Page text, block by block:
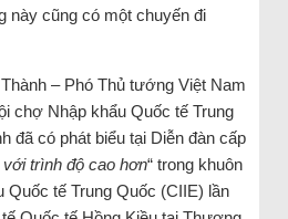
này cũng có một chuyến đi
– Phó Thủ tướng Việt Nam
chợ Nhập khẩu Quốc tế Trung
đã có phát biểu tại Diễn đàn cấp
trình độ cao hơn“ trong khuôn
Quốc tế Trung Quốc (CIIE) lần